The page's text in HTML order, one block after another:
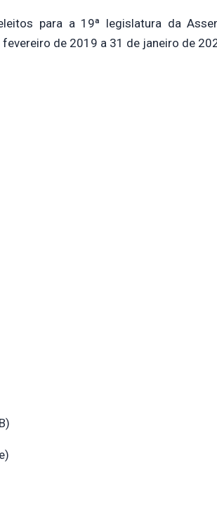
para a 19ª legislatura da
de 2019 a 31 de janeiro de